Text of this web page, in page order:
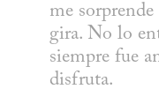
me
gira. No lo
siempre fue
disfruta.